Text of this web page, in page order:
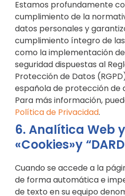
Estamos profundamente
cumplimiento de la
datos personales y
cumplimiento íntegro de
como la implementación
seguridad dispuestas al
Protección de Datos
española de protección de
Para más información,
Política de Privacidad.
6. Analítica Web
«Cookies»y
Cuando se accede a la
de forma automática e
de texto en su equipo